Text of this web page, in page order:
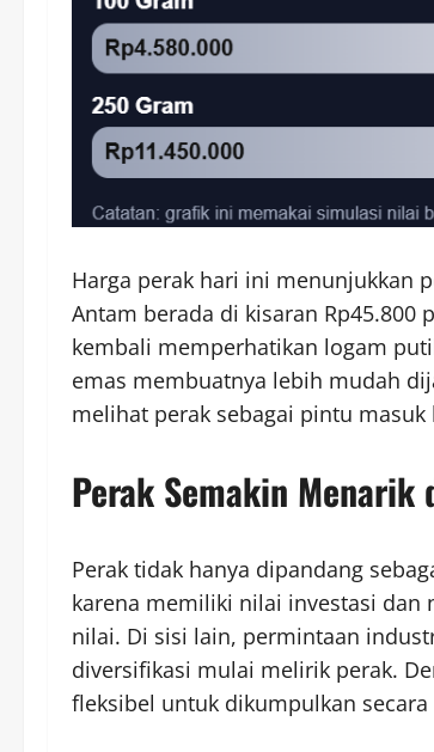
Harga perak hari ini menunjukkan
Antam berada di kisaran Rp45.800
kembali memperhatikan logam
emas membuatnya lebih mudah
melihat perak sebagai pintu
Perak Semakin
Perak tidak hanya dipandang
karena memiliki nilai investasi
nilai. Di sisi lain, permintaan
diversifikasi mulai melirik perak.
fleksibel untuk dikumpulkan secara